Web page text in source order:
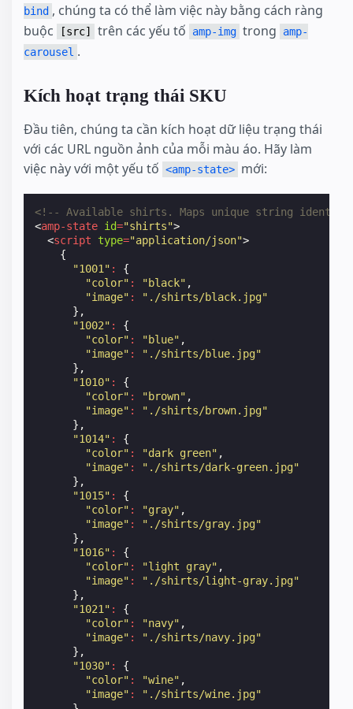
bind , chúng ta có thể làm việc này bằng cách ràng
buộc
[src] trên các yếu tố amp-img trong
amp-
carousel .
Kích hoạt trạng thái SKU
Đầu tiên, chúng ta cần kích hoạt dữ liệu trạng thái
với các URL nguồn ảnh của mỗi màu áo. Hãy làm
việc này với một yếu tố <amp-state> mới:
<!-- Available shirts. Maps unique string
<amp-state id="shirts">
<script type="application/json">
{
"1001" :
{
"color" : "black" ,
"image" :
"./shirts/black.jpg"
},
"1002" :
{
"color" : "blue" ,
"image" :
"./shirts/blue.jpg"
},
"1010" :
{
"color" : "brown" ,
"image" :
"./shirts/brown.jpg"
},
"1014" :
{
"color" : "dark green" ,
"image" :
"./shirts/dark-green.jpg"
},
"1015" :
{
"color" : "gray" ,
"image" :
"./shirts/gray.jpg"
},
"1016" :
{
"color" : "light gray" ,
"image" :
"./shirts/light-gray.jpg"
},
"1021" :
{
"color" : "navy" ,
"image" :
"./shirts/navy.jpg"
},
"1030" :
{
"color" : "wine" ,
"image" :
"./shirts/wine.jpg"